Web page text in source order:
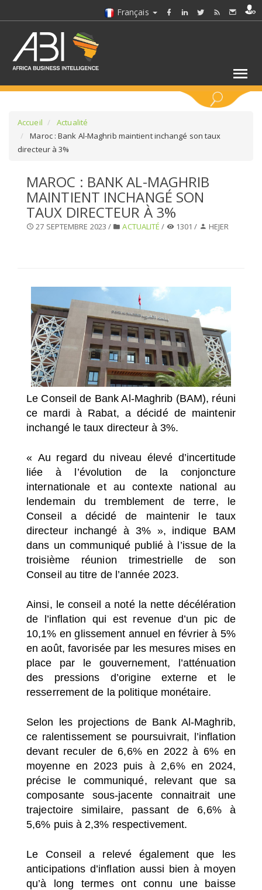
Français
SÉLECTIONNEZ UN DOSSIER
SELECTIONNEZ UNE SECTION
Accueil
Actualité
Maroc : Bank Al-Maghrib maintient inchangé son taux
directeur à 3%
MAROC : BANK AL-MAGHRIB
MAINTIENT INCHANGÉ SON
TAUX DIRECTEUR À 3%
27 SEPTEMBRE 2023 / ACTUALITÉ / 1301 / HEJER
Le Conseil de Bank Al-Maghrib (BAM), réuni
ce mardi à Rabat, a décidé de maintenir
inchangé le taux directeur à 3%.
« Au regard du niveau élevé d’incertitude
liée à l’évolution de la conjoncture
internationale et au contexte national au
lendemain du tremblement de terre, le
Conseil a décidé de maintenir le taux
directeur inchangé à 3% », indique BAM
dans un communiqué publié à l’issue de la
troisième réunion trimestrielle de son
Conseil au titre de l’année 2023.
Ainsi, le conseil a noté la nette décélération
de l’inflation qui est revenue d’un pic de
10,1% en glissement annuel en février à 5%
en août, favorisée par les mesures mises en
place par le gouvernement, l’atténuation
des pressions d’origine externe et le
resserrement de la politique monétaire.
Selon les projections de Bank Al-Maghrib,
ce ralentissement se poursuivrait, l’inflation
devant reculer de 6,6% en 2022 à 6% en
moyenne en 2023 puis à 2,6% en 2024,
précise le communiqué, relevant que sa
composante sous-jacente connaitrait une
trajectoire similaire, passant de 6,6% à
5,6% puis à 2,3% respectivement.
Le Conseil a relevé également que les
anticipations d’inflation aussi bien à moyen
qu’à long termes ont connu une baisse